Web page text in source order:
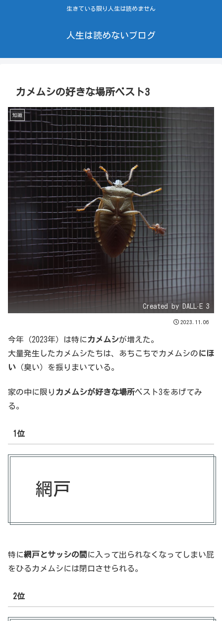
生きている限り人生は読めません
人生は読めないブログ
カメムシの好きな場所ベスト3
知識
Created by DALL·E 3
2023.11.06
今年（2023年）は特に カメムシが増えた。
大量発生したカメムシたちは、あちこちでカメムシのにほ
い （臭い）を振りまいている。
家の中に限り カメムシが好きな場所ベスト3をあげてみ
る。
1位
網戸
特に網戸とサッシの間 に入って出られなくなってしまい屁
をひるカメムシには閉口させられる。
2位